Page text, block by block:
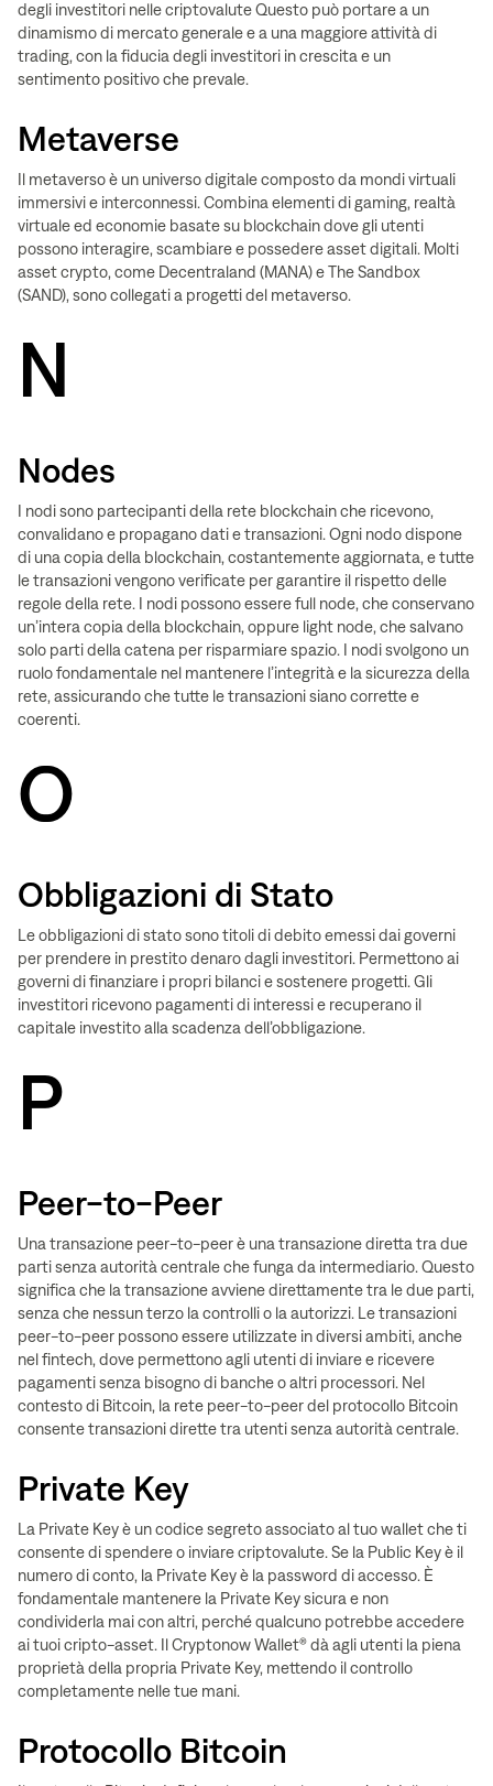
degli investitori nelle criptovalute Questo può portare a un
dinamismo di mercato generale e a una maggiore attività di
trading, con la fiducia degli investitori in crescita e un
sentimento positivo che prevale.
Metaverse
Il metaverso è un universo digitale composto da mondi virtuali
immersivi e interconnessi. Combina elementi di gaming, realtà
virtuale ed economie basate su blockchain dove gli utenti
possono interagire, scambiare e possedere asset digitali. Molti
asset crypto, come Decentraland (MANA) e The Sandbox
(SAND), sono collegati a progetti del metaverso.
N
Nodes
I nodi sono partecipanti della rete blockchain che ricevono,
convalidano e propagano dati e transazioni. Ogni nodo dispone
di una copia della blockchain, costantemente aggiornata, e tutte
le transazioni vengono verificate per garantire il rispetto delle
regole della rete. I nodi possono essere full node, che conservano
un’intera copia della blockchain, oppure light node, che salvano
solo parti della catena per risparmiare spazio. I nodi svolgono un
ruolo fondamentale nel mantenere l’integrità e la sicurezza della
rete, assicurando che tutte le transazioni siano corrette e
coerenti.
O
Obbligazioni di Stato
Le obbligazioni di stato sono titoli di debito emessi dai governi
per prendere in prestito denaro dagli investitori. Permettono ai
governi di finanziare i propri bilanci e sostenere progetti. Gli
investitori ricevono pagamenti di interessi e recuperano il
capitale investito alla scadenza dell’obbligazione.
P
Peer-to-Peer
Una transazione peer-to-peer è una transazione diretta tra due
parti senza autorità centrale che funga da intermediario. Questo
significa che la transazione avviene direttamente tra le due parti,
senza che nessun terzo la controlli o la autorizzi. Le transazioni
peer-to-peer possono essere utilizzate in diversi ambiti, anche
nel fintech, dove permettono agli utenti di inviare e ricevere
pagamenti senza bisogno di banche o altri processori. Nel
contesto di Bitcoin, la rete peer-to-peer del protocollo Bitcoin
consente transazioni dirette tra utenti senza autorità centrale.
Private Key
La Private Key è un codice segreto associato al tuo wallet che ti
consente di spendere o inviare criptovalute. Se la Public Key è il
numero di conto, la Private Key è la password di accesso. È
fondamentale mantenere la Private Key sicura e non
condividerla mai con altri, perché qualcuno potrebbe accedere
ai tuoi cripto-asset. Il Cryptonow Wallet® dà agli utenti la piena
proprietà della propria Private Key, mettendo il controllo
completamente nelle tue mani.
Protocollo Bitcoin